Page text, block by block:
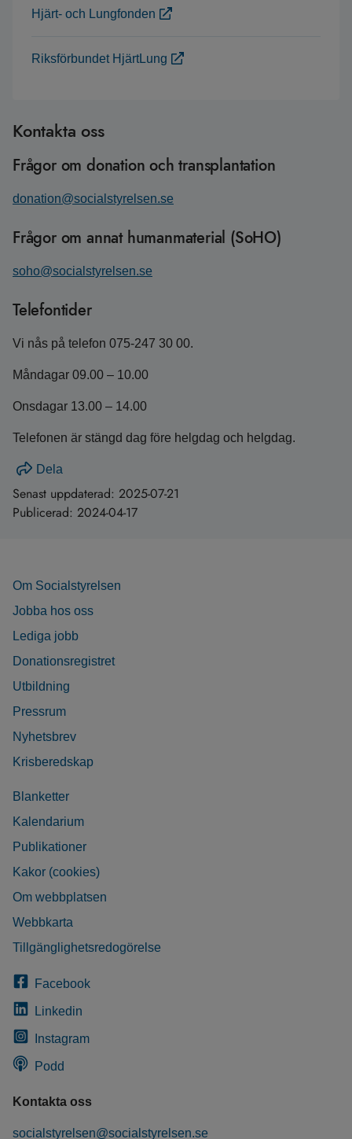
Hjärt- och Lungfonden
Riksförbundet HjärtLung
Kontakta oss
Frågor om donation och transplantation
donation@socialstyrelsen.se
Frågor om annat humanmaterial (SoHO)
soho@socialstyrelsen.se
Telefontider
Vi nås på telefon 075-247 30 00.
Måndagar 09.00 – 10.00
Onsdagar 13.00 – 14.00
Telefonen är stängd dag före helgdag och helgdag.
Dela
Senast uppdaterad: 2025-07-21
Publicerad: 2024-04-17
Om Socialstyrelsen
Jobba hos oss
Lediga jobb
Donationsregistret
Utbildning
Pressrum
Nyhetsbrev
Krisberedskap
Blanketter
Kalendarium
Publikationer
Kakor (cookies)
Om webbplatsen
Webbkarta
Tillgänglighetsredogörelse
Facebook
Linkedin
Instagram
Podd
Kontakta oss
socialstyrelsen@socialstyrelsen.se